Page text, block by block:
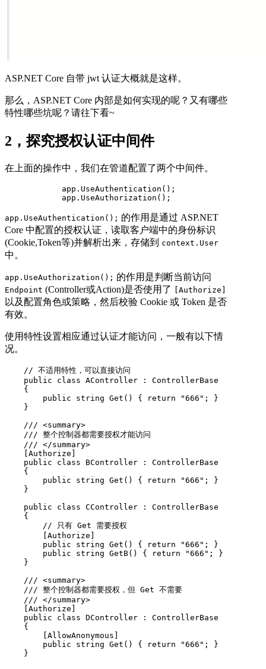
ASP.NET Core 自带 jwt 认证大概就是这样。
那么，ASP.NET Core 内部是如何实现的呢？又有哪些
特性哪些坑呢？请往下看~
2，探究授权认证中间件
在上面的操作中，我们在管道配置了两个中间件。
            app.UseAuthentication();
            app.UseAuthorization();
app.UseAuthentication(); 的作用是通过 ASP.NET
Core 中配置的授权认证，读取客户端中的身份标识
(Cookie,Token等)并解析出来，存储到 context.User
中。
app.UseAuthorization(); 的作用是判断当前访问
Endpoint (Controller或Action)是否使用了 [Authorize]
以及配置角色或策略，然后校验 Cookie 或 Token 是否
有效。
使用特性设置相应通过认证才能访问，一般有以下情
况。
    // 不适用特性，可以直接访问
    public class AController : ControllerBase
    {
        public string Get() { return "666"; }
    }
    /// <summary>
    /// 整个控制器都需要授权才能访问
    /// </summary>
    [Authorize]
    public class BController : ControllerBase
    {
        public string Get() { return "666"; }
    }
    public class CController : ControllerBase
    {
        // 只有 Get 需要授权
        [Authorize]
        public string Get() { return "666"; }
        public string GetB() { return "666"; }
    }
    /// <summary>
    /// 整个控制器都需要授权，但 Get 不需要
    /// </summary>
    [Authorize]
    public class DController : ControllerBase
    {
        [AllowAnonymous]
        public string Get() { return "666"; }
    }